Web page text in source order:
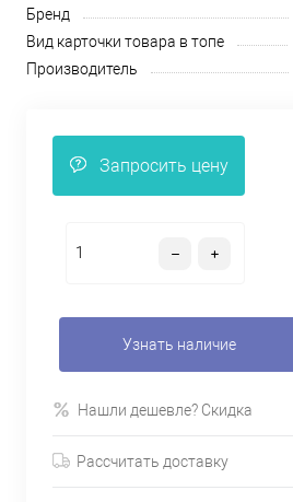
Бренд
Вид карточки товара в топе
Производитель
Запросить цену
Узнать наличие
Нашли дешевле? Скидка
Рассчитать доставку